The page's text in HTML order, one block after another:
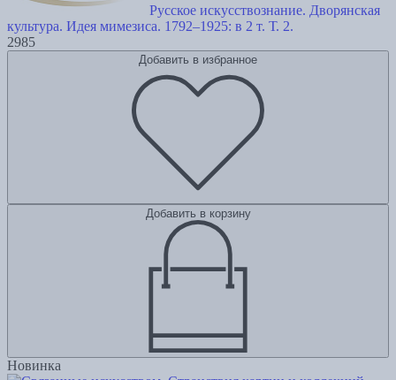
Русское искусствознание. Дворянская
культура. Идея мимезиса. 1792–1925: в 2 т. Т. 2.
2985
Добавить в избранное
Добавить в корзину
Новинка